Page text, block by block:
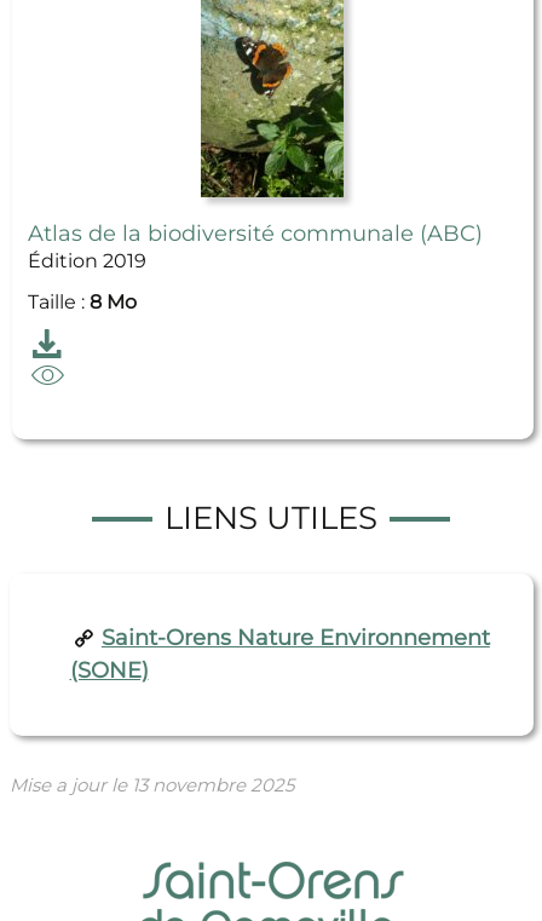
Atlas de la biodiversité communale (ABC)
Édition 2019
Taille : 8 Mo
Télécharger
Feuilleter
Atlas de la biodiversité communale (ABC)
LIENS UTILES
Saint-Orens Nature Environnement
(SONE)
Mise a jour le 13 novembre 2025